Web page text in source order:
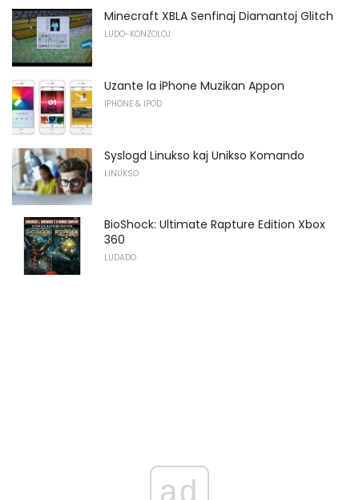
Minecraft XBLA Senfinaj Diamantoj Glitch
LUDO-KONZOLOJ
Uzante la iPhone Muzikan Appon
IPHONE & IPOD
Syslogd Linukso kaj Unikso Komando
LINUKSO
BioShock: Ultimate Rapture Edition Xbox
360
LUDADO
ad